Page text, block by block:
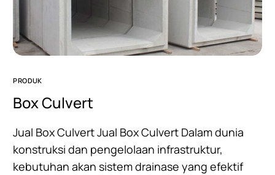
PRODUK
Box Culvert
Jual Box Culvert Jual Box Culvert Dalam dunia
konstruksi dan pengelolaan infrastruktur,
kebutuhan akan sistem drainase yang efektif